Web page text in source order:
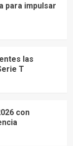
para impulsar
las
T
con